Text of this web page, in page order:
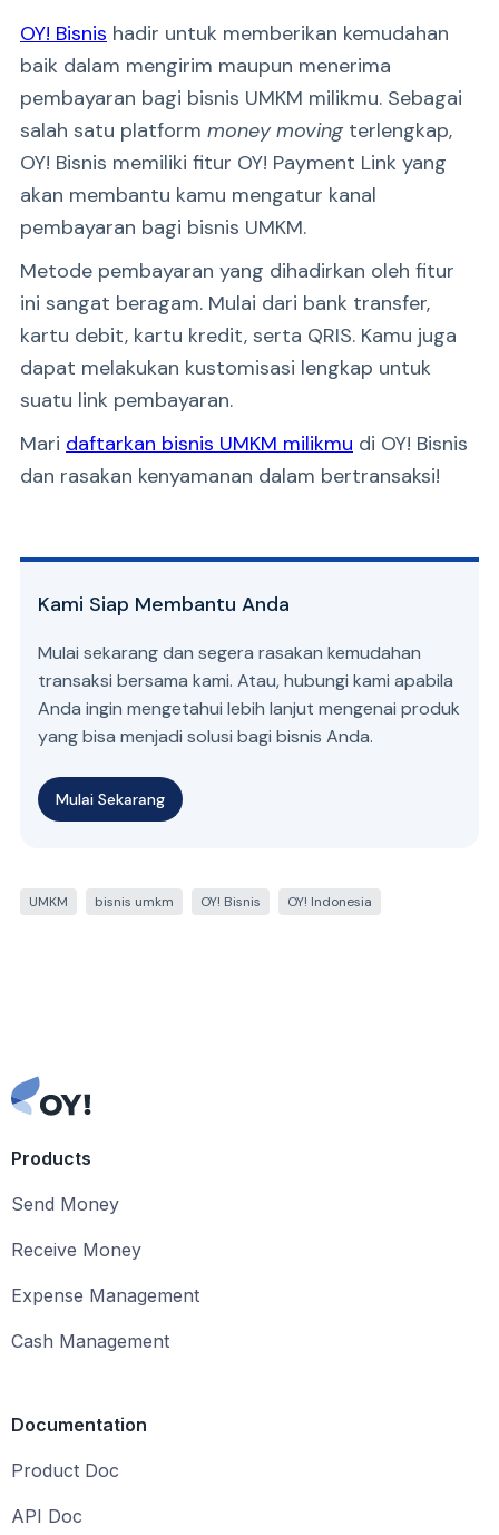
OY! Bisnis hadir untuk memberikan kemudahan
baik dalam mengirim maupun menerima
pembayaran bagi bisnis UMKM milikmu. Sebagai
salah satu platform money movingterlengkap,
OY! Bisnis memiliki fitur OY! Payment Link yang
akan membantu kamu mengatur kanal
pembayaran bagi bisnis UMKM.
Metode pembayaran yang dihadirkan oleh fitur
ini sangat beragam. Mulai dari bank transfer,
kartu debit, kartu kredit, serta QRIS. Kamu juga
dapat melakukan kustomisasi lengkap untuk
suatu link pembayaran.
Mari daftarkan bisnis UMKM milikmu di OY! Bisnis
dan rasakan kenyamanan dalam bertransaksi!
Kami Siap Membantu Anda
Mulai sekarang dan segera rasakan kemudahan
transaksi bersama kami. Atau, hubungi kami apabila
Anda ingin mengetahui lebih lanjut mengenai produk
yang bisa menjadi solusi bagi bisnis Anda.
Mulai Sekarang
UMKM bisnis umkm OY! Bisnis OY! Indonesia
Products
Send Money
Receive Money
Expense Management
Cash Management
Documentation
Product Doc
API Doc